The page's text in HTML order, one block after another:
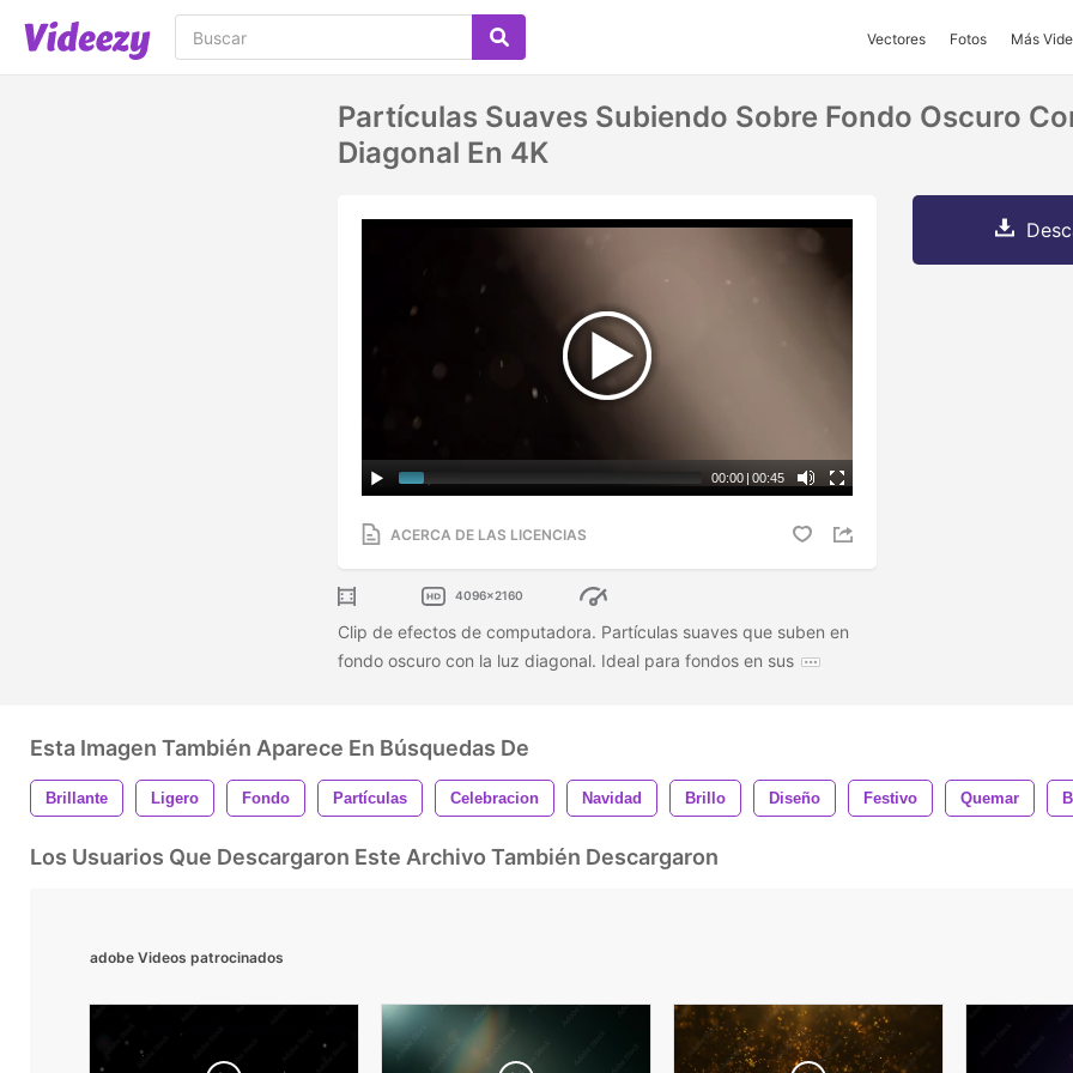
Vectores Fotos Más
Partículas Suaves Subiendo Sobre Fondo Oscuro
Diagonal En 4K
00:00 | 00:45
ACERCA DE LAS LICENCIAS
4096x2160
Clip de efectos de computadora. Partículas suaves que suben en
fondo oscuro con la luz diagonal. Ideal para fondos en sus
Esta Imagen También Aparece En Búsquedas De
Brillante Ligero Fondo Partículas Celebracion Navidad Brillo Diseño Festivo Quemar
Los Usuarios Que Descargaron Este Archivo También Descargaron
adobe Videos patrocinados